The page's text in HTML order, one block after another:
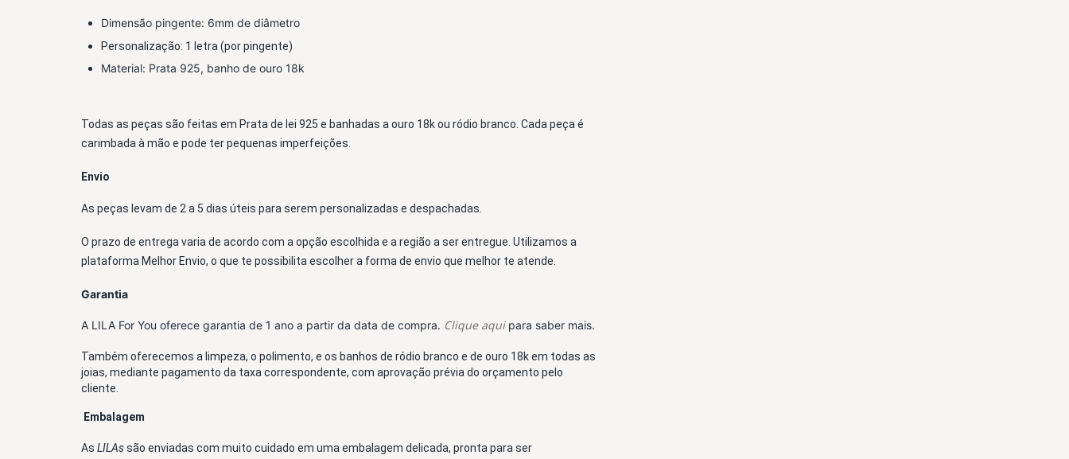
Dimensão pingente: 6mm de diâmetro
Personalização: 1 letra (por pingente)
Material: Prata 925, banho de ouro 18k
Todas as peças são feitas em Prata de lei 925 e banhadas a ouro 18k ou ródio branco . Cada peça é
carimbada à mão e pode ter pequenas imperfeições.
Envio
As peças levam de 2 a 5 dias úteis para serem personalizadas e despachadas.
O prazo de entrega varia de acordo com a opção escolhida e a região a ser entregue. Utilizamos a
plataforma Melhor Envio, o que te possibilita escolher a forma de envio que melhor te atende.
Garantia
A LILA For You oferece garantia de 1 ano a partir da data de compra. Clique aquipara saber mais.
Também oferecemos a limpeza, o polimento, e os banhos de ródio branco e de ouro 18k em todas as
joias, mediante pagamento da taxa correspondente, com aprovação prévia do orçamento pelo
cliente.
Embalagem
As LILAs são enviadas com muito cuidado em uma embalagem delicada, pronta para ser